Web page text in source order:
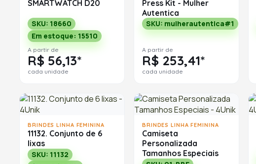
SMARTWATCH D20
SKU: 18660
Em estoque: 15510
A partir de
R$ 56,13*
cada unidade
Press Kit - Mulher
Autentica
SKU: mulherautentica#1
A partir de
R$ 253,41*
cada unidade
BRINDES LINHA FEMININA
11132. Conjunto de 6
lixas
SKU: 11132
BRINDES LINHA FEMININA
Camiseta
Personalizada
Tamanhos Especiais